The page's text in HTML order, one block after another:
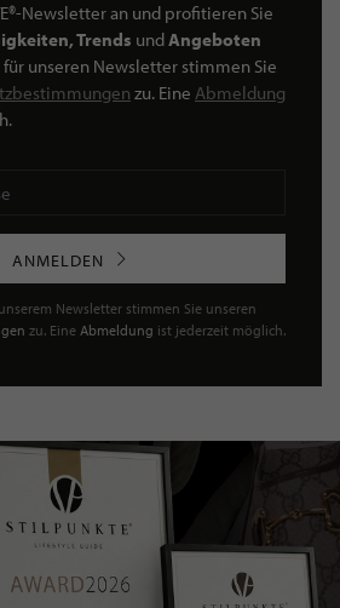
Newsletter an und profitieren Sie
Trends undAngeboten
unseren Newsletter stimmen Sie
zu. Eine Abmeldung
ANMELDEN
Newsletter stimmen Sie unseren
zu. Eine Abmeldung ist jederzeit möglich.